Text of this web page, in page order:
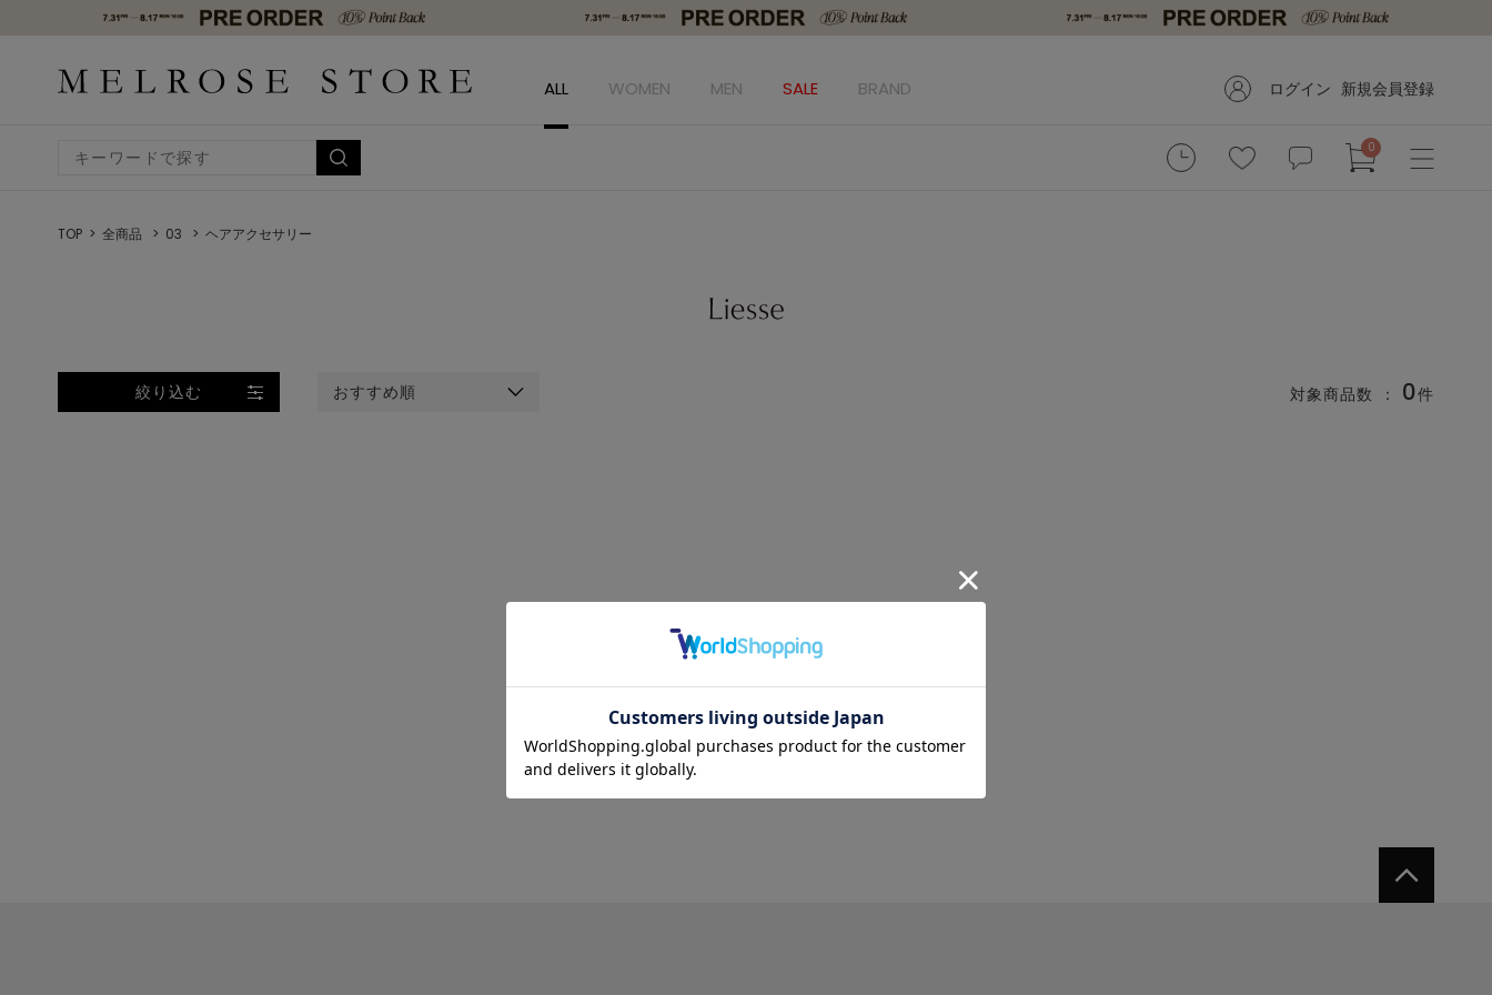
ALL WOMEN MEN SALE BRAND ログイン 新規会員登録
0
TOP 全商品 03 ヘアアクセサリー
絞り込む おすすめ順 対象商品数 ： 0件